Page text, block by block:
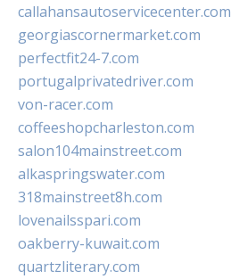
callahansautoservicecenter.com
georgiascornermarket.com
perfectfit24-7.com
portugalprivatedriver.com
von-racer.com
coffeeshopcharleston.com
salon104mainstreet.com
alkaspringswater.com
318mainstreet8h.com
lovenailsspari.com
oakberry-kuwait.com
quartzliterary.com